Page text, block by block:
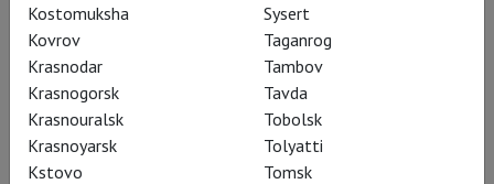
Если вы покупали билеты на один из наших показов в
Третьяковской галерее – форма возврата
Обращаем ваше внимание, что внекоторых случаях
возврат билета возможен только в кассе кинотеатра – в
зависимости от политики возвратов конкретного
Kostomuksha
Kovrov
Krasnodar
Krasnogorsk
Krasnouralsk
Krasnoyarsk
Kstovo
Sysert
Taganrog
Tambov
Tavda
Tobolsk
Tolyatti
Tomsk